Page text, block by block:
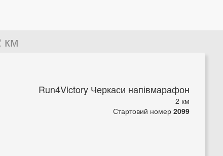
км
Run4Victory Черкаси напівмарафон
2 км
Стартовий номер 2099